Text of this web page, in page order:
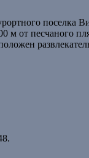
поселка
м от песчаного